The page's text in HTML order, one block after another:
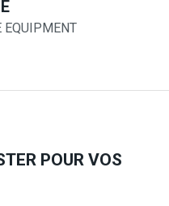
EQUIPMENT
POUR VOS